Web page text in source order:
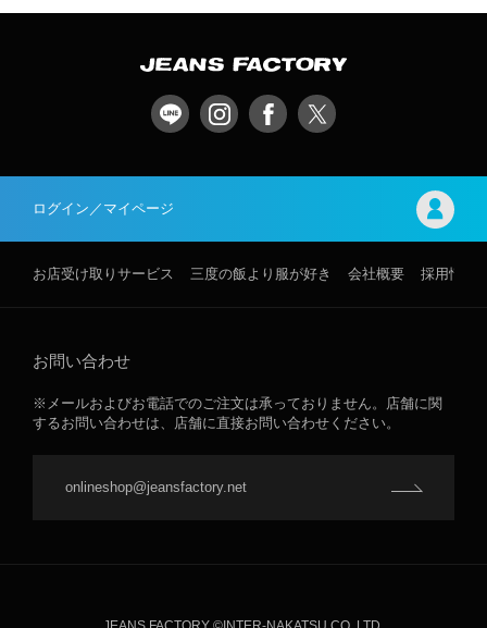
ログイン／マイページ
お店受け取りサービス 三度の飯より服が好き 会社概要 採用情報
お問い合わせ
※メールおよびお電話でのご注文は承っておりません。店舗に関
するお問い合わせは、店舗に直接お問い合わせください。
onlineshop@jeansfactory.net